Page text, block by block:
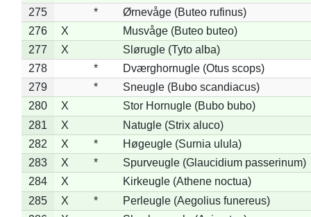
275
*
Ørnevåge (Buteo rufinus)
276
X
Musvåge (Buteo buteo)
277
X
Slørugle (Tyto alba)
278
*
Dværghornugle (Otus scops)
279
*
Sneugle (Bubo scandiacus)
280
X
Stor Hornugle (Bubo bubo)
281
X
Natugle (Strix aluco)
282
X *
Høgeugle (Surnia ulula)
283
X *
Spurveugle (Glaucidium passerinum)
284
X
Kirkeugle (Athene noctua)
285
X *
Perleugle (Aegolius funereus)